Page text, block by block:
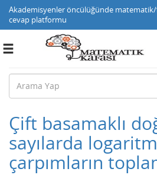
Akademisyenler öncülüğünde
cevap platformu
Toggle
Çift basamaklı
sayılarda
çarpımların